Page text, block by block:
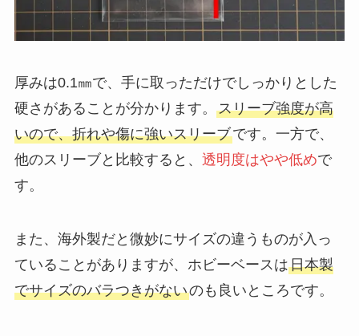
厚みは0.1㎜で、手に取っただけでしっかりとした
硬さがあることが分かります。 スリーブ強度が高
いので、折れや傷に強いスリーブです。一方で、
他のスリーブと比較すると、 透明度はやや低めで
す。
また、海外製だと微妙にサイズの違うものが入っ
ていることがありますが、ホビーベースは日本製
でサイズのバラつきがないのも良いところです。